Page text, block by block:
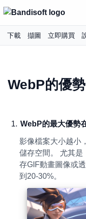
下載 擷圖 立即購買
WebP的優勢
WebP的最大優勢
影像檔案大小越小
儲存空間。 尤其是
存GIF動畫圖像或
到20-30%。